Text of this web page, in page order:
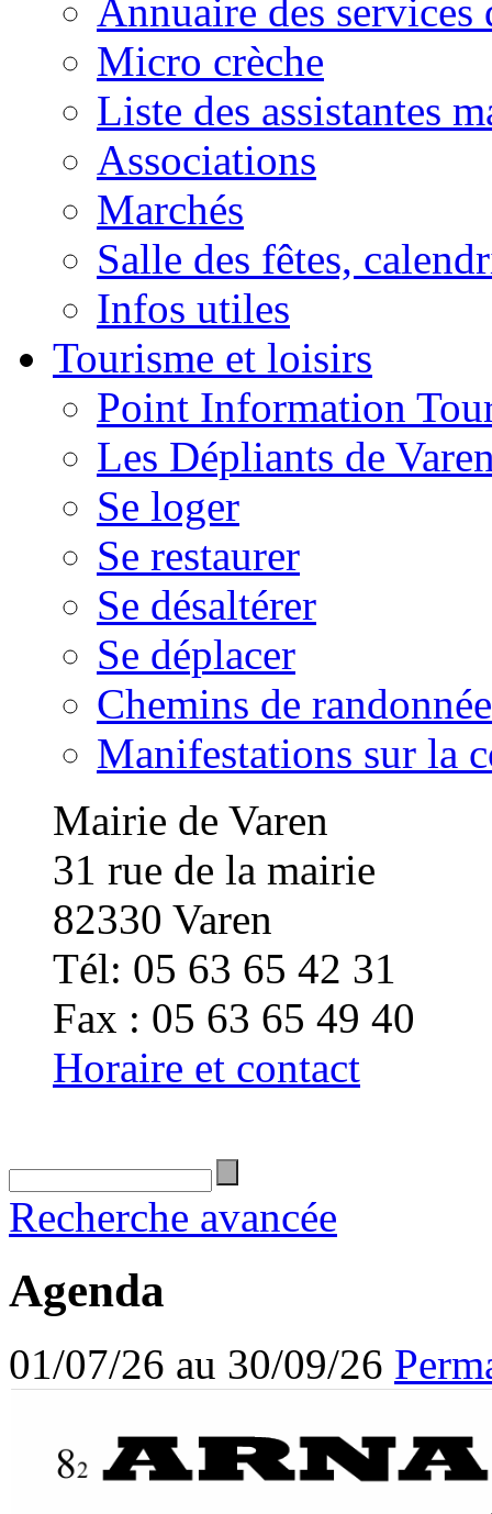
Annuaire des services
Micro crèche
Liste des assistantes
Associations
Marchés
Salle des fêtes,
Infos utiles
Tourisme et loisirs
Point Information
Les Dépliants de
Se loger
Se restaurer
Se désaltérer
Se déplacer
Chemins de randonnée
Manifestations sur la
Mairie de Varen
31 rue de la mairie
82330 Varen
Tél: 05 63 65 42 31
Fax : 05 63 65 49 40
Horaire et contact
Recherche avancée
Agenda
01/07/26 au 30/09/26